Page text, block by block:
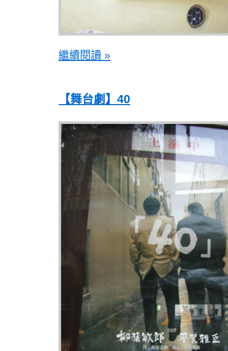
繼續閱讀 »
【舞台劇】40